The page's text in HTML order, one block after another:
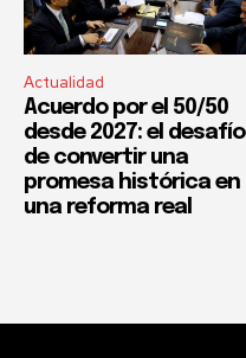
Actualidad
Acuerdo por el 50/50
desde 2027: el desafío
de convertir una
promesa histórica en
una reforma real